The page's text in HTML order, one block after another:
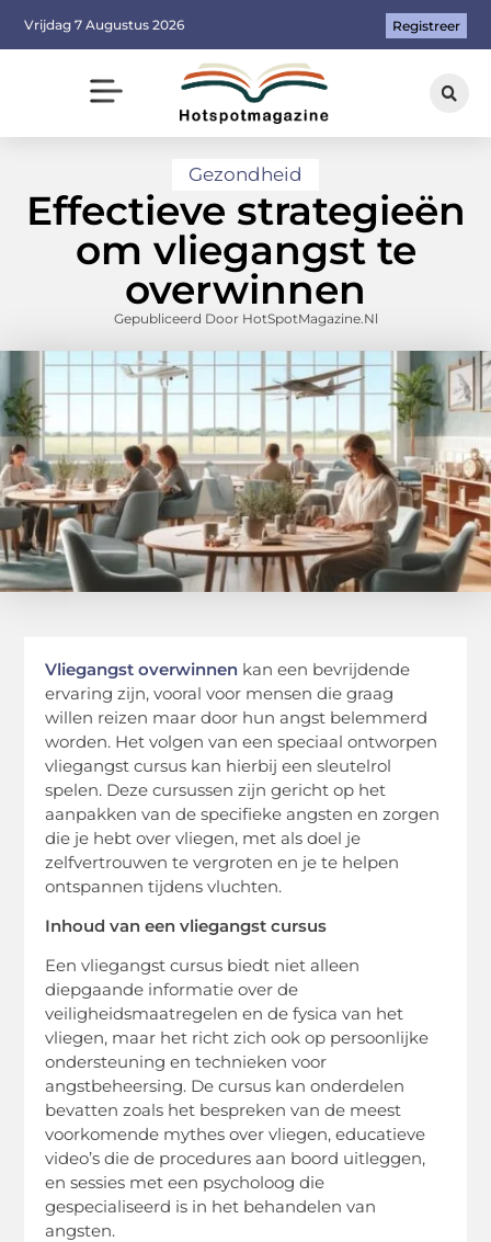
Vrijdag 7 Augustus 2026 Registreer
Gezondheid
Effectieve strategieën
om vliegangst te
overwinnen
Gepubliceerd Door HotSpotMagazine.nl
Vliegangst overwinnen kan een bevrijdende
ervaring zijn, vooral voor mensen die graag
willen reizen maar door hun angst belemmerd
worden. Het volgen van een speciaal ontworpen
vliegangst cursus kan hierbij een sleutelrol
spelen. Deze cursussen zijn gericht op het
aanpakken van de specifieke angsten en zorgen
die je hebt over vliegen, met als doel je
zelfvertrouwen te vergroten en je te helpen
ontspannen tijdens vluchten.
Inhoud van een vliegangst cursus
Een vliegangst cursus biedt niet alleen
diepgaande informatie over de
veiligheidsmaatregelen en de fysica van het
vliegen, maar het richt zich ook op persoonlijke
ondersteuning en technieken voor
angstbeheersing. De cursus kan onderdelen
bevatten zoals het bespreken van de meest
voorkomende mythes over vliegen, educatieve
video’s die de procedures aan boord uitleggen,
en sessies met een psycholoog die
gespecialiseerd is in het behandelen van
angsten.